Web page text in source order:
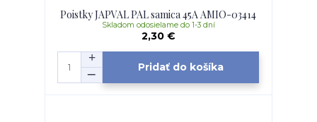
Poistky JAPVAL PAL samica 45A AMIO-03414
2,30 €
Skladom odosielame do 1-3 dní
Pridať do košíka